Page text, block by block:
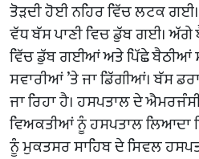
ਤੋੜਦੀ ਹੋਈ ਨਹਿਰ ਵਿੱਚ ਲਟਕ
ਵੱਧ ਬੱਸ ਪਾਣੀ ਵਿਚ ਡੁੱਬ ਗਈ। ਅੱਗੇ
ਵਿੱਚ ਡੁੱਬ ਗਈਆਂ ਅਤੇ ਪਿੱਛੇ ਬੈਠੀਆਂ
ਸਵਾਰੀਆਂ ’ਤੇ ਜਾ ਡਿੱਗੀਆਂ। ਬੱਸ
ਜਾ ਰਿਹਾ ਹੈ। ਹਸਪਤਾਲ ਦੇ
ਵਿਅਕਤੀਆਂ ਨੂੰ ਹਸਪਤਾਲ ਲਿਆਦਾ
ਨੂੰ ਮੁਕਤਸਰ ਸਾਹਿਬ ਦੇ ਸਿਵਲ